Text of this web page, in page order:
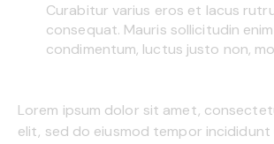
Curabitur varius eros et lacus
consequat. Mauris sollicitudin enim
condimentum, luctus justo non,
Lorem ipsum dolor sit amet,
elit, sed do eiusmod tempor